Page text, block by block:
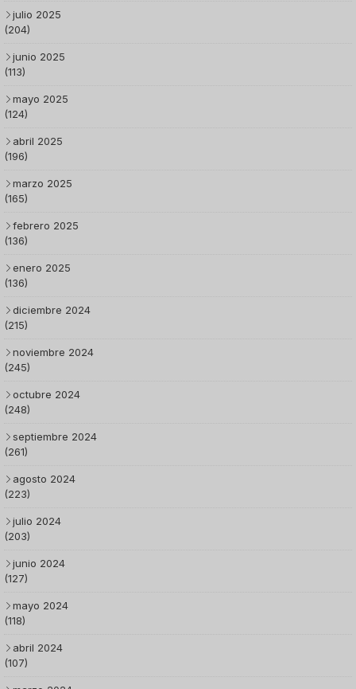
julio 2025
(204)
junio 2025
(113)
mayo 2025
(124)
abril 2025
(196)
marzo 2025
(165)
febrero 2025
(136)
enero 2025
(136)
diciembre 2024
(215)
noviembre 2024
(245)
octubre 2024
(248)
septiembre 2024
(261)
agosto 2024
(223)
julio 2024
(203)
junio 2024
(127)
mayo 2024
(118)
abril 2024
(107)